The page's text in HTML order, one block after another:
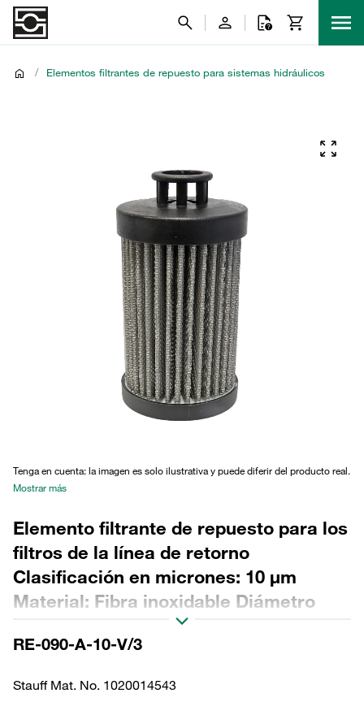
/ Elementos filtrantes de repuesto para sistemas hidráulicos
Tenga en cuenta: la imagen es solo ilustrativa y puede diferir del producto real.
Mostrar más
Elemento filtrante de repuesto para los
filtros de la línea de retorno
Clasificación en micrones: 10 µm
Material: Fibra inoxidable Diámetro
exterior (mm): 76,5 Diámetro interior
(mm): 48,5 Longitud (mm): 195 Sellado:
RE-090-A-10-V/3
Stauff Mat. No. 1020014543